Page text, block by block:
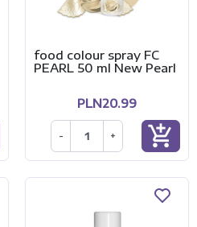
food colour spray FC
PEARL 50 ml New Pearl
PLN20.99
- + add_shopping_cart